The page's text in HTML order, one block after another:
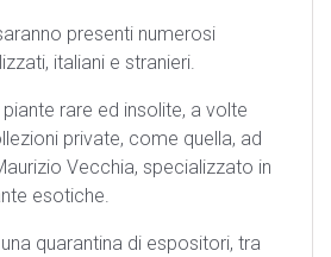
presenti numerosi
italiani e stranieri.
rare ed insolite, a volte
private, come quella, ad
Vecchia, specializzato in
esotiche.
quarantina di espositori, tra